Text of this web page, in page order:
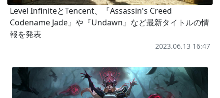
Level InfiniteとTencent、『Assassin's Creed
Codename Jade』や『Undawn』など最新タイトルの情
報を発表
2023.06.13 16:47